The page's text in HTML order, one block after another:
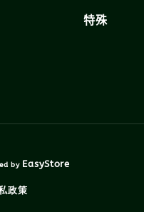
殊
by EasyStore
政策